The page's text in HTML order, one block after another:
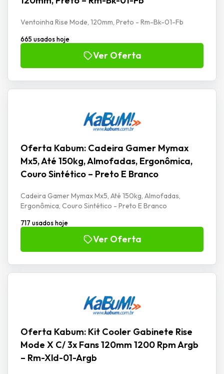
Ventoinha Rise Mode, 120mm, Preto - Rm-Bk-01-Fb
665 usados hoje
Ver Oferta
Oferta Kabum: Cadeira Gamer Mymax
Mx5, Até 150kg, Almofadas, Ergonômica,
Couro Sintético – Preto E Branco
Cadeira Gamer Mymax Mx5, Até 150kg, Almofadas,
Ergonômica, Couro Sintético - Preto E Branco
717 usados hoje
Ver Oferta
Oferta Kabum: Kit Cooler Gabinete Rise
Mode X C/ 3x Fans 120mm 1200 Rpm Argb
– Rm-Xld-01-Argb